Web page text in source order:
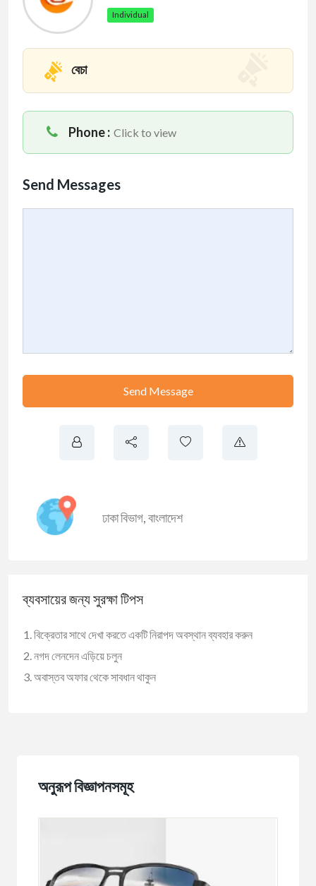
Individual
বেচা
Phone : Click to view
Send Messages
Send Message
ঢাকা বিভাগ,বাংলাদেশ
ব্যবসায়ের জন্য সুরক্ষা টিপস
বিক্রেতার সাথে দেখা করতে একটি নিরাপদ অবস্থান ব্যবহার করুন
নগদ লেনদেন এড়িয়ে চলুন
অবাস্তব অফার থেকে সাবধান থাকুন
অনুরূপ বিজ্ঞাপনসমূহ